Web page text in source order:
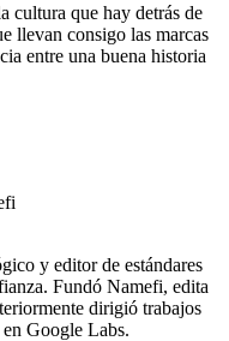
cultura que hay detrás de
llevan consigo las marcas
entre una buena historia
y editor de estándares
Fundó Namefi, edita
dirigió trabajos
Google Labs.